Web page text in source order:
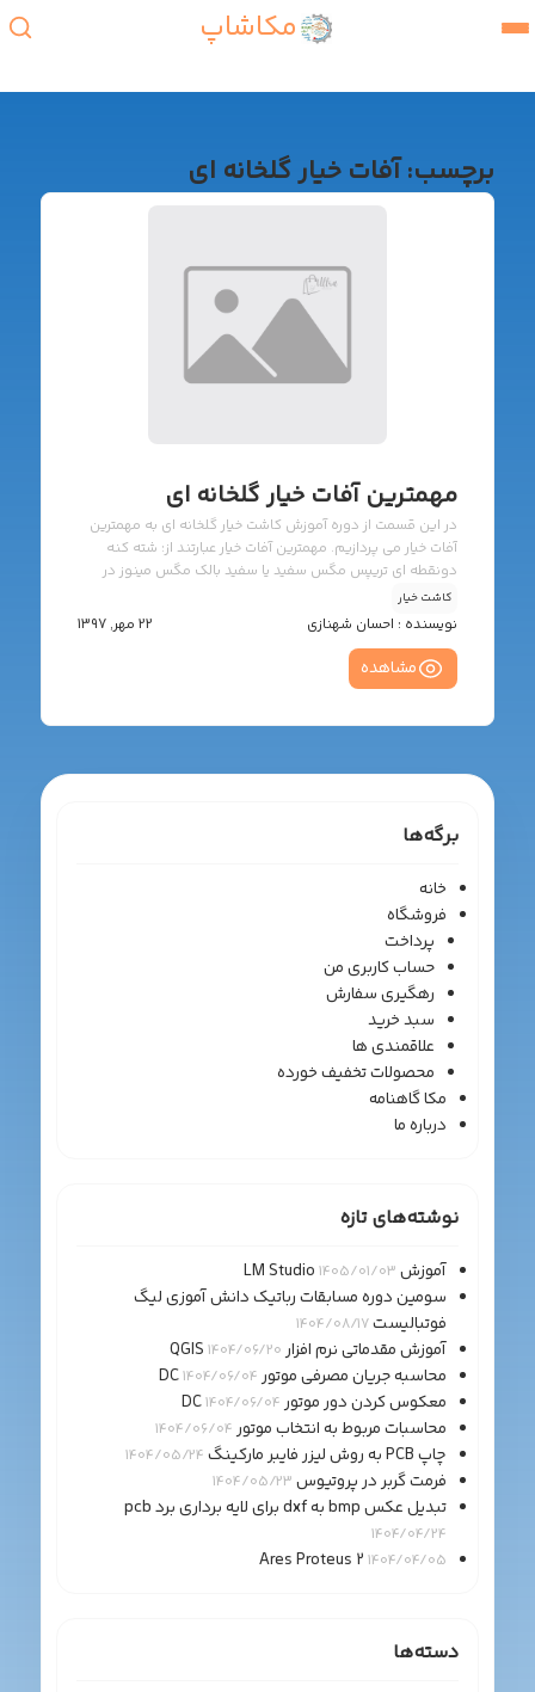
مکاشاپ
برگه‌ها
خانه
فروشگاه
پرداخت
حساب کاربری من
رهگیری سفارش
سبد خرید
علاقمندی ها
محصولات تخفیف خورده
مکا گاهنامه
درباره ما
نوشته‌های تازه
آموزش LM Studio 1405/01/03
سومین دوره مسابقات رباتیک دانش آموزی لیگ
فوتبالیست1404/08/17
آموزش مقدماتی نرم افزار QGIS1404/06/20
محاسبه جریان مصرفی موتور DC1404/06/04
معکوس کردن دور موتور DC1404/06/04
محاسبات مربوط به انتخاب موتور 1404/06/04
چاپ PCB به روش لیزر فایبر مارکینگ 1404/05/24
فرمت گربر در پروتیوس 1404/05/23
تبدیل عکس bmp به dxf برای لایه برداری برد pcb
1404/04/24
Ares Proteus 2 1404/04/05
دسته‌ها
برچسب:آفات خیار گلخانه ای
مهمترین آفات خیار گلخانه ای
در این قسمت از دوره آموزش کاشت خیار گلخانه ای به مهمترین
آفات خیار می پردازیم. مهمترین آفات خیار عبارتند از: شته کنه
دونقطه ای تریپس مگس سفید یا سفید بالک مگس مینوز در
ادامه به توضیح هر کدام از آفات بالا خواهیم پرداخت.
کاشت خیار
نویسنده : احسان شهنازی 22 مهر, 1397
مشاهده